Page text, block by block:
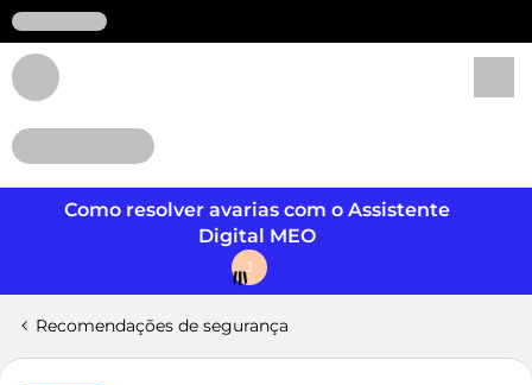
Como resolver avarias com o Assistente
Digital MEO
J
Recomendações de segurança